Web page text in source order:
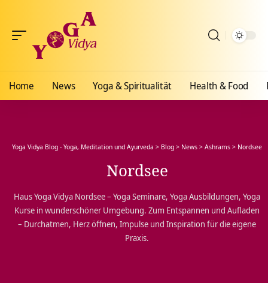
Home News Yoga & Spiritualität Health & Food
Yoga Vidya Blog - Yoga, Meditation und Ayurveda > Blog > News > Ashrams > Nordsee
Nordsee
Haus Yoga Vidya Nordsee – Yoga Seminare, Yoga Ausbildungen, Yoga
Kurse in wunderschöner Umgebung. Zum Entspannen und Aufladen
– Durchatmen, Herz öffnen, Impulse und Inspiration für die eigene
Praxis.